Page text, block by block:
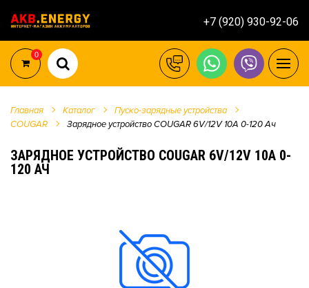
+7 (920) 930-92-06
0
Главная Каталог
Пуско-зарядные устройства
COUGAR
Зарядное устройство COUGAR 6V/12V 10А 0-120 Ач
ЗАРЯДНОЕ УСТРОЙСТВО COUGAR 6V/12V 10А 0-
120 АЧ